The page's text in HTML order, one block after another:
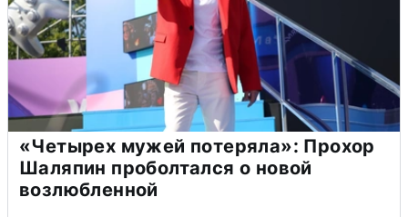
«Четырех мужей потеряла»: Прохор
Шаляпин проболтался о новой
возлюбленной